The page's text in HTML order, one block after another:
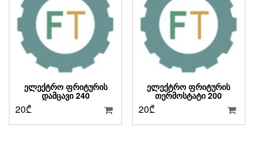
ᲔᲚᲔᲥᲢᲠᲝ ᲤᲠᲘᲢᲣᲠᲘᲡ
ᲓᲐᲛᲪᲐᲕᲘ 240
20₾
ᲔᲚᲔᲥᲢᲠᲝ ᲤᲠᲘᲢᲣᲠᲘᲡ
ᲗᲔᲠᲛᲝᲡᲢᲐᲢᲘ 200
20₾